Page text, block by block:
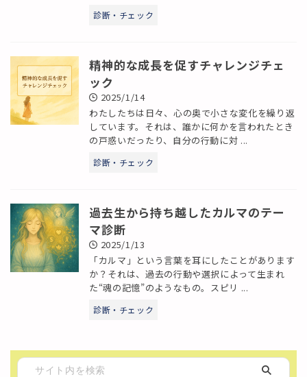
診断・チェック
精神的な成長を促すチャレンジチェ
ック
2025/1/14
わたしたちは日々、心の奥で小さな変化を繰り返
しています。それは、誰かに何かを言われたとき
の戸惑いだったり、自分の行動に対 ...
診断・チェック
過去生から持ち越したカルマのテー
マ診断
2025/1/13
「カルマ」という言葉を耳にしたことがあります
か？それは、過去の行動や選択によって生まれ
た“魂の記憶”のようなもの。スピリ ...
診断・チェック